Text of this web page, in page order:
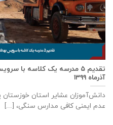
آذر‌ماه ۱۳۹۹
دانش‌آموزان عشایر استان
عدم ایمنی کافی مدارس سنگی، [...]